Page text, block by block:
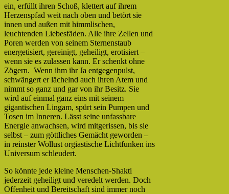
ein, erfüllt ihren Schoß, klettert auf ihrem
Herzenspfad weit nach oben und betört sie
innen und außen mit himmlischen,
leuchtenden Liebesfäden. Alle ihre Zellen und
Poren werden von seinem Sternenstaub
energetisiert, gereinigt, geheiligt, erotisiert –
wenn sie es zulassen kann. Er schenkt ohne
Zögern. Wenn ihm ihr Ja entgegenpulst,
schwängert er lächelnd auch ihren Atem und
nimmt so ganz und gar von ihr Besitz. Sie
wird auf einmal ganz eins mit seinem
gigantischen Lingam, spürt sein Pumpen und
Tosen im Inneren. Lässt seine unfassbare
Energie anwachsen, wird mitgerissen, bis sie
selbst – zum göttliches Gemächt geworden –
in reinster Wollust orgiastische Lichtfunken ins
Universum schleudert.
So könnte jede kleine Menschen-Shakti
jederzeit geheiligt und veredelt werden. Doch
Offenheit und Bereitschaft sind immer noch